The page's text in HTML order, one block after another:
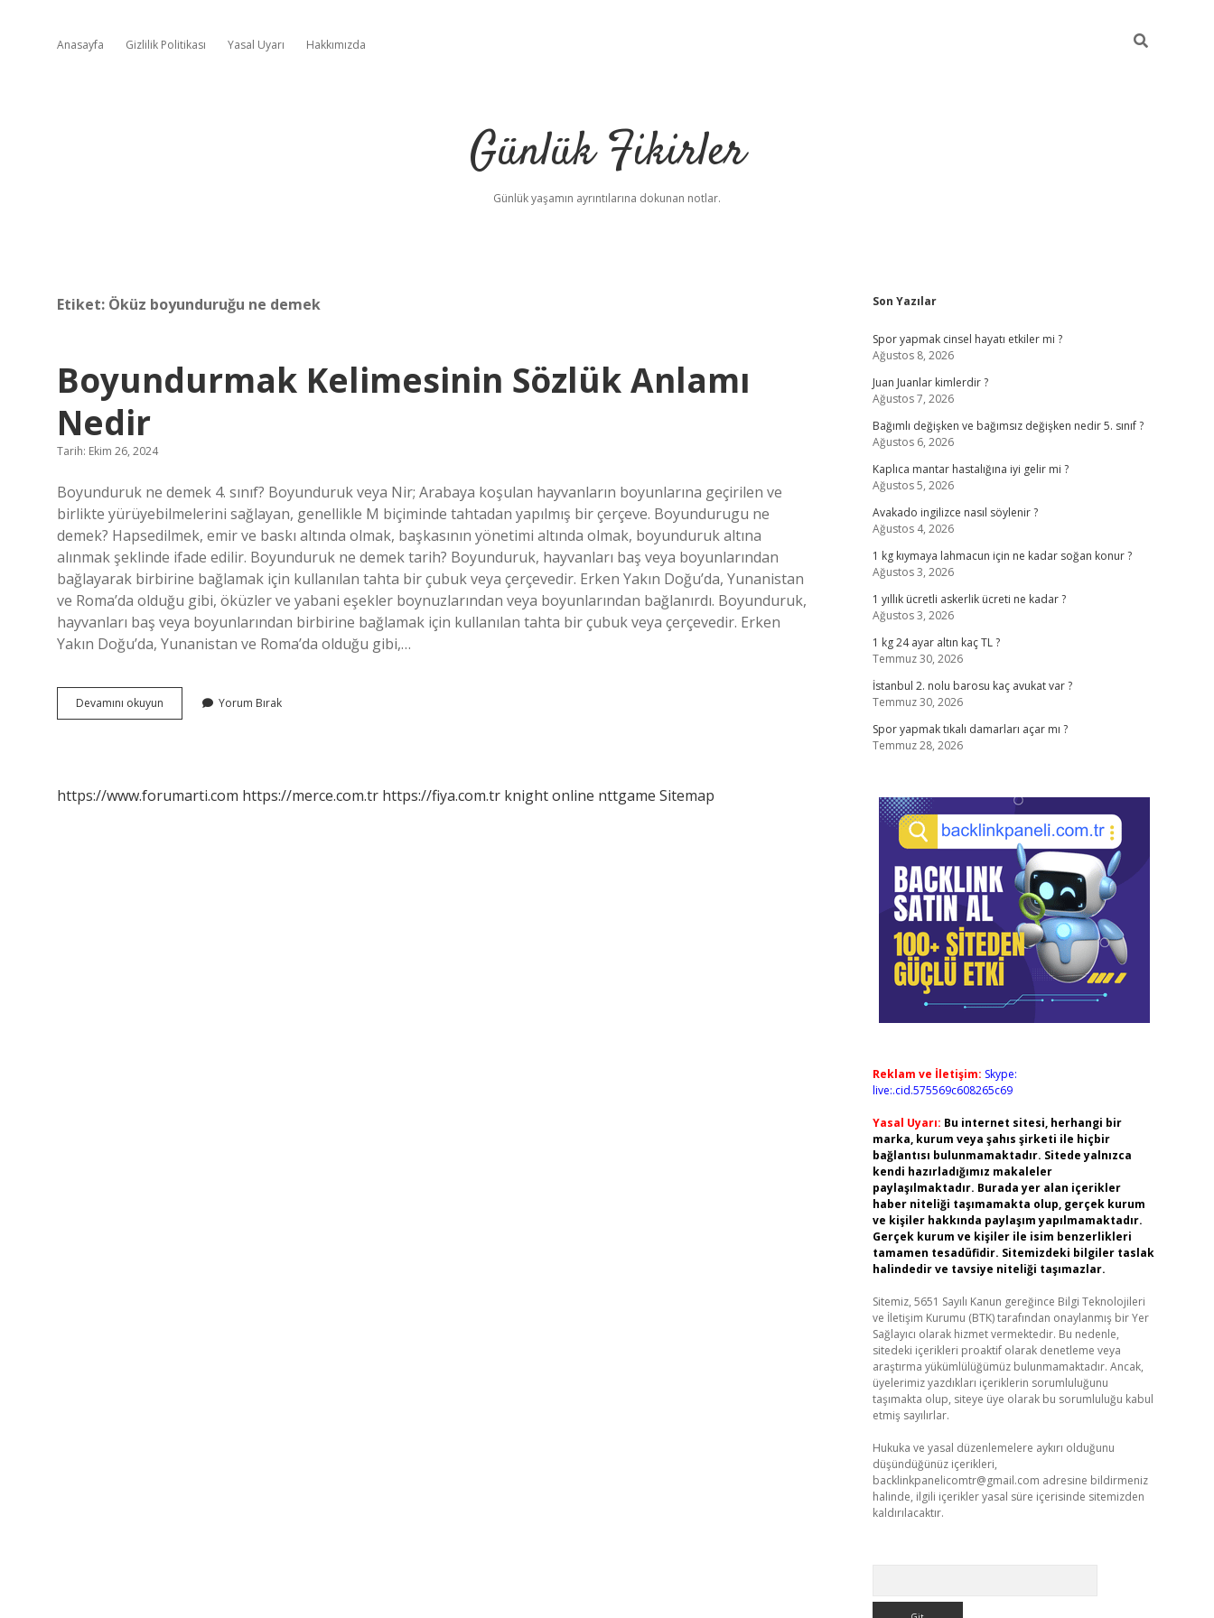
Anasayfa Gizlilik Politikası Yasal Uyarı Hakkımızda
Günlük Fikirler
Günlük yaşamın ayrıntılarına dokunan notlar.
Etiket: Öküz boyunduruğu ne demek
Boyundurmak Kelimesinin Sözlük Anlamı
Nedir
Tarih: Ekim 26, 2024
Boyunduruk ne demek 4. sınıf? Boyunduruk veya Nir; Arabaya koşulan hayvanların boyunlarına geçirilen ve
birlikte yürüyebilmelerini sağlayan, genellikle M biçiminde tahtadan yapılmış bir çerçeve. Boyundurugu ne
demek? Hapsedilmek, emir ve baskı altında olmak, başkasının yönetimi altında olmak, boyunduruk altına
alınmak şeklinde ifade edilir. Boyunduruk ne demek tarih? Boyunduruk, hayvanları baş veya boyunlarından
bağlayarak birbirine bağlamak için kullanılan tahta bir çubuk veya çerçevedir. Erken Yakın Doğu’da, Yunanistan
ve Roma’da olduğu gibi, öküzler ve yabani eşekler boynuzlarından veya boyunlarından bağlanırdı. Boyunduruk,
hayvanları baş veya boyunlarından birbirine bağlamak için kullanılan tahta bir çubuk veya çerçevedir. Erken
Yakın Doğu’da, Yunanistan ve Roma’da olduğu gibi,…
Devamını okuyun Boyundurmak
Kelimesinin
Yorum Bırak
https://www.forumarti.com https://merce.com.tr https://fiya.com.tr knight online nttgame Sitemap
Sidebar
Son Yazılar
Spor yapmak cinsel hayatı etkiler mi ?
Ağustos 8, 2026
Juan Juanlar kimlerdir ?
Ağustos 7, 2026
Bağımlı değişken ve bağımsız değişken nedir 5. sınıf ?
Ağustos 6, 2026
Kaplıca mantar hastalığına iyi gelir mi ?
Ağustos 5, 2026
Avakado ingilizce nasıl söylenir ?
Ağustos 4, 2026
1 kg kıymaya lahmacun için ne kadar soğan konur ?
Ağustos 3, 2026
1 yıllık ücretli askerlik ücreti ne kadar ?
Ağustos 3, 2026
1 kg 24 ayar altın kaç TL ?
Temmuz 30, 2026
İstanbul 2. nolu barosu kaç avukat var ?
Temmuz 30, 2026
Spor yapmak tıkalı damarları açar mı ?
Temmuz 28, 2026
Reklam ve İletişim: Skype:
live:.cid.575569c608265c69
Yasal Uyarı: Bu internet sitesi, herhangi bir
marka, kurum veya şahıs şirketi ile hiçbir
bağlantısı bulunmamaktadır. Sitede yalnızca
kendi hazırladığımız makaleler
paylaşılmaktadır. Burada yer alan içerikler
haber niteliği taşımamakta olup, gerçek kurum
ve kişiler hakkında paylaşım yapılmamaktadır.
Gerçek kurum ve kişiler ile isim benzerlikleri
tamamen tesadüfidir. Sitemizdeki bilgiler taslak
halindedir ve tavsiye niteliği taşımazlar.
Sitemiz, 5651 Sayılı Kanun gereğince Bilgi Teknolojileri
ve İletişim Kurumu (BTK) tarafından onaylanmış bir Yer
Sağlayıcı olarak hizmet vermektedir. Bu nedenle,
sitedeki içerikleri proaktif olarak denetleme veya
araştırma yükümlülüğümüz bulunmamaktadır. Ancak,
üyelerimiz yazdıkları içeriklerin sorumluluğunu
taşımakta olup, siteye üye olarak bu sorumluluğu kabul
etmiş sayılırlar.
Hukuka ve yasal düzenlemelere aykırı olduğunu
düşündüğünüz içerikleri,
backlinkpanelicomtr@gmail.com adresine bildirmeniz
halinde, ilgili içerikler yasal süre içerisinde sitemizden
kaldırılacaktır.